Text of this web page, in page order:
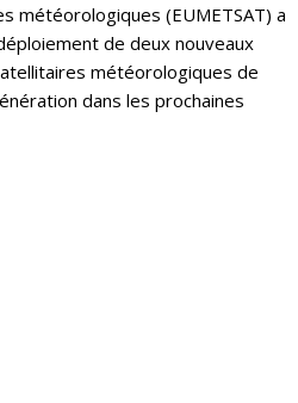
météorologiques (EUMETSAT) a
de deux nouveaux
météorologiques de
dans les prochaines